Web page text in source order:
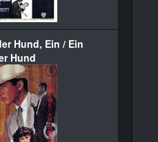
Hund, Ein / Ein
Hund